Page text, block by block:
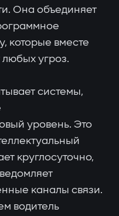
Она объединяет
которые вместе
угроз.
системы,
уровень. Это
круглосуточно,
каналы связи.
водитель